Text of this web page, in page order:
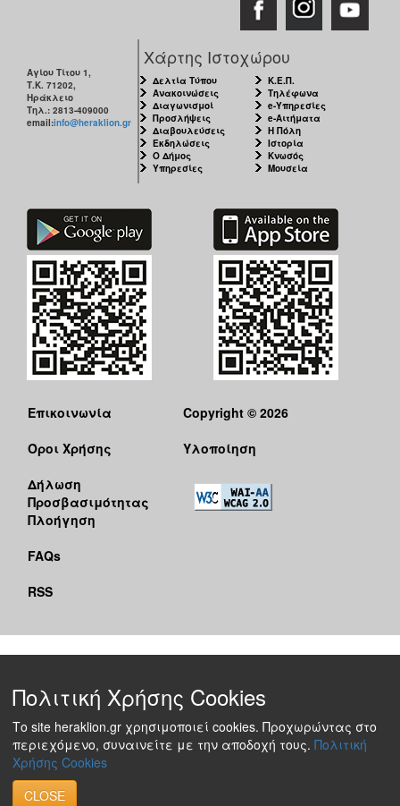
Αγίου Τίτου 1,
Τ.Κ. 71202,
Ηράκλειο
Τηλ.: 2813-409000
email:info@heraklion.gr
Χάρτης Ιστοχώρου
Δελτία Τύπου
Ανακοινώσεις
Διαγωνισμοί
Προσλήψεις
Διαβουλεύσεις
Εκδηλώσεις
Ο Δήμος
Υπηρεσίες
Κ.Ε.Π.
Τηλέφωνα
e-Υπηρεσίες
e-Αιτήματα
Η Πόλη
Ιστορία
Κνωσός
Μουσεία
Επικοινωνία
Όροι Χρήσης
Δήλωση
Προσβασιμότητας
Πλοήγηση
FAQs
RSS
Copyright © 2026
Υλοποίηση
Πολιτική Χρήσης Cookies
Το site heraklion.gr χρησιμοποιεί cookies. Προχωρώντας στο
περιεχόμενο, συναινείτε με την αποδοχή τους. Πολιτική
Χρήσης Cookies
CLOSE